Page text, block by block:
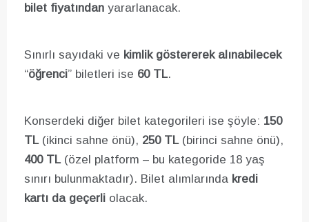
bilet fiyatından yararlanacak.
Sınırlı sayıdaki ve kimlik göstererek alınabilecek
“öğrenci” biletleri ise 60 TL.
Konserdeki diğer bilet kategorileri ise şöyle: 150
TL (ikinci sahne önü), 250 TL (birinci sahne önü),
400 TL (özel platform – bu kategoride 18 yaş
sınırı bulunmaktadır). Bilet alımlarında kredi
kartı da geçerli olacak.